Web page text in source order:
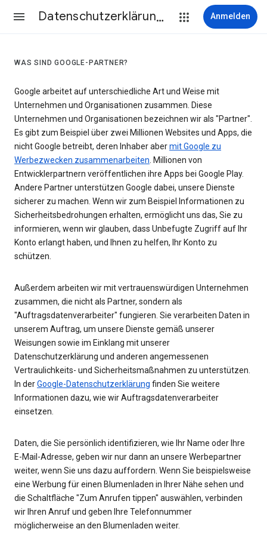
Datenschutzerklärung & Nutzungsbedingungen Anmelden
WAS SIND GOOGLE-PARTNER?
Google arbeitet auf unterschiedliche Art und Weise mit
Unternehmen und Organisationen zusammen. Diese
Unternehmen und Organisationen bezeichnen wir als "Partner".
Es gibt zum Beispiel über zwei Millionen Websites und Apps, die
nicht Google betreibt, deren Inhaber abermit Google zu
Werbezwecken zusammenarbeiten. Millionen von
Entwicklerpartnern veröffentlichen ihre Apps bei Google Play.
Andere Partner unterstützen Google dabei, unsere Dienste
sicherer zu machen. Wenn wir zum Beispiel Informationen zu
Sicherheitsbedrohungen erhalten, ermöglicht uns das, Sie zu
informieren, wenn wir glauben, dass Unbefugte Zugriff auf Ihr
Konto erlangt haben, und Ihnen zu helfen, Ihr Konto zu
schützen.
Außerdem arbeiten wir mit vertrauenswürdigen Unternehmen
zusammen, die nicht als Partner, sondern als
"Auftragsdatenverarbeiter" fungieren. Sie verarbeiten Daten in
unserem Auftrag, um unsere Dienste gemäß unserer
Weisungen sowie im Einklang mit unserer
Datenschutzerklärung und anderen angemessenen
Vertraulichkeits- und Sicherheitsmaßnahmen zu unterstützen.
In derGoogle-Datenschutzerklärung finden Sie weitere
Informationen dazu, wie wir Auftragsdatenverarbeiter
einsetzen.
Daten, die Sie persönlich identifizieren, wie Ihr Name oder Ihre
E-Mail-Adresse, geben wir nur dann an unsere Werbepartner
weiter, wenn Sie uns dazu auffordern. Wenn Sie beispielsweise
eine Werbung für einen Blumenladen in Ihrer Nähe sehen und
die Schaltfläche "Zum Anrufen tippen" auswählen, verbinden
wir Ihren Anruf und geben Ihre Telefonnummer
möglicherweise an den Blumenladen weiter.